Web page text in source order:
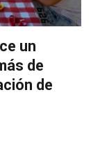
un
de
de